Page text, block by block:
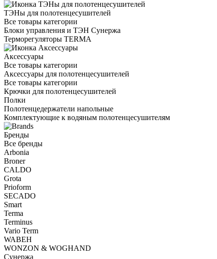
ТЭНы для полотенцесушителей
Все товары категории
Блоки управления и ТЭН Сунержа
Терморегуляторы TERMA
Аксессуары
Все товары категории
Аксессуары для полотенцесушителей
Все товары категории
Крючки для полотенцесушителей
Полки
Полотенцедержатели напольные
Комплектующие к водяным полотенцесушителям
Бренды
Все бренды
Arbonia
Broner
CALDO
Grota
Prioform
SECADO
Smart
Terma
Terminus
Vario Term
WABEH
WONZON & WOGHAND
Сунержа